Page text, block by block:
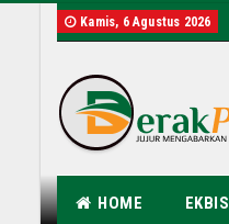
Kamis, 6 Agustus 2026
HOME EKBIS